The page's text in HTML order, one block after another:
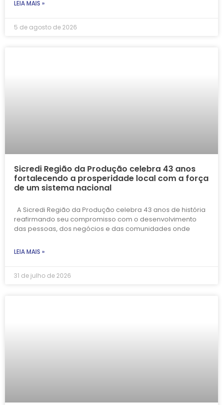
LEIA MAIS »
5 de agosto de 2026
Sicredi Região da Produção celebra 43 anos
fortalecendo a prosperidade local com a força
de um sistema nacional
A Sicredi Região da Produção celebra 43 anos de história
reafirmando seu compromisso com o desenvolvimento
das pessoas, dos negócios e das comunidades onde
LEIA MAIS »
31 de julho de 2026